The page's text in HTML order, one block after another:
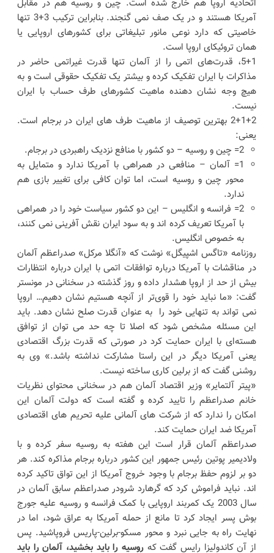
اتحادیه اروپا هم خارج شده است. چین و روسیه هم در مقابل
آمریکا هستند و در یک صف نمی گنجند. بنابراین ترکیب 3+3 تنها
خاصیتی که دارد نوعی مانور تبلیغاتی برای کشورهای اروپایی یا
همان تروئیکای اروپا است.
5+1، قدرت‌های اتمی را از آلمان تنها قدرت غیراتمی حاضر در
مذاکرات با ایران تفکیک کرده و بیشتر یک تفکیک حقوقی است و به
هیچ وجه نشان دهنده ماهیت کشورهای طرف حساب با ایران
نیست.
2+1+2 بهترین توصیف از ماهیت طرف های ایران در برجام است.
یعنی:
2= چین و روسیه – دو کشور با منافع نزدیک راهبردی در برجام.
1= آلمان – منافعی در همراهی با آمریکا ندارد و متمایل به
محور چین و روسیه است، اما توان کافی برای تغییر بازی هم
ندارد.
2= فرانسه و انگلیس – این دو کشور سیاست خود را در همراهی
با آمریکا تعریف کرده اند و به سود ایران نقش آفرینی نمی کنند،
به خصوص انگلیس.
روزنامه «تاگس اشپیگل» نوشت که «آنگلا مرکل» صدراعظم آلمان
در مناقشات با آمریکا درباره توافقات اتمی با ایران درباره انتظارات
بیش از حد از اروپا هشدار داده و روز گذشته در سخنانی در مونستر
گفت: «ما نباید خود را قوی‌تر از آنچه هستیم نشان دهیم… اروپا
نمی تواند به تنهایی خود را به عنوان قدرت صلح نشان دهد. باید
این مسئله مشخص شود که اصلا تا چه حد می توان از توافق
هسته‌ای با ایران حمایت کرد در صورتی که قدرت بزرگ اقتصادی
یعنی آمریکا دیگر در این راستا مشارکت نداشته باشد.» وی به
روشنی گفت که از برلین کاری ساخته نیست.
«پیتر آلتمایر» وزیر اقتصاد آلمان هم در سخنانی محتوای نظریات
خانم صدراعظم را تایید کرده و گفته است که دولت آلمان این
امکان را ندارد که از شرکت های آلمانی علیه تحریم های اقتصادی
آمریکا ضد ایران حمایت کند.
صدراعظم آلمان قرار است این هفته به روسیه سفر کرده و با
ولادیمیر پوتین رئیس جمهور این کشور درباره برجام مذاکره کند. هر
دو بر لزوم حفظ برجام با وجود خروج آمریکا از این تواق تاکید کرده
اند. نباید فراموش کرد که گرهارد شرودر صدراعظم سابق آلمان در
سال 2003 یک کمربند اروپایی با کمک فرانسه و روسیه علیه جورج
بوش پسر ایجاد کرد تا مانع از حمله آمریکا به عراق شود، اما در
نهایت راه به جایی نبرد و محور مسکو-برلین-پاریس فروپاشید. پس
از آن کاندولیزا رایس گفت که روسیه را باید بخشید، آلمان را باید